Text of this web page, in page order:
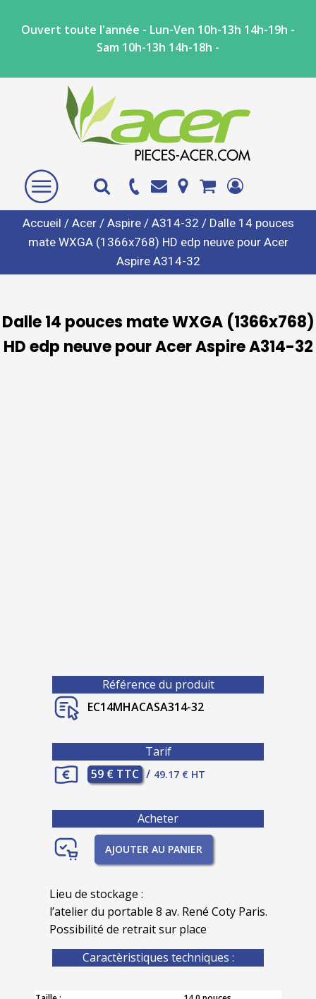
Ouvert toute l'année - Lun-Ven 10h-13h 14h-19h -
Sam 10h-13h 14h-18h -
Accueil / Acer/ Aspire/ A314-32 / Dalle 14 pouces
mate WXGA (1366x768) HD edp neuve pour Acer
Aspire A314-32
Dalle 14 pouces mate WXGA (1366x768)
HD edp neuve pour Acer Aspire A314-32
Référence du produit
EC14MHACASA314-32
Tarif
59 € TTC / 49.17 € HT
Acheter
AJOUTER AU PANIER
Lieu de stockage :
l’atelier du portable 8 av. René Coty Paris.
Possibilité de retrait sur place
Caractèristiques techniques :